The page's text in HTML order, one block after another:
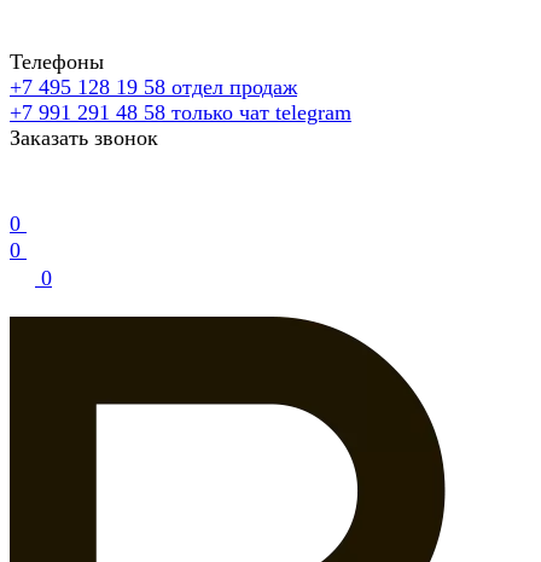
Телефоны
+7 495 128 19 58 отдел продаж
+7 991 291 48 58 только чат telegram
Заказать звонок
0
0
0